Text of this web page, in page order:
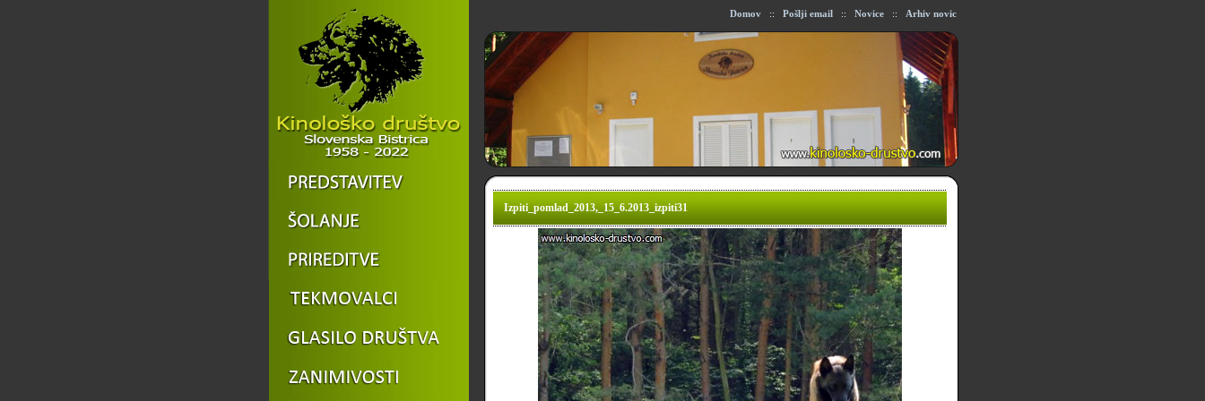
Domov :: Pošlji email :: Novice :: Arhiv novic
Izpiti_pomlad_2013,_15_6.2013_izpiti31